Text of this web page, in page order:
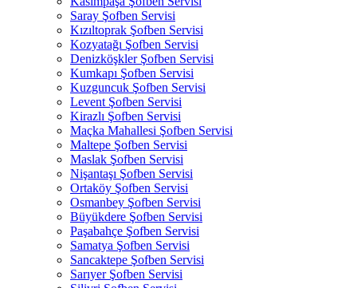
Saray Şofben Servisi
Kızıltoprak Şofben Servisi
Kozyatağı Şofben Servisi
Denizköşkler Şofben Servisi
Kumkapı Şofben Servisi
Kuzguncuk Şofben Servisi
Levent Şofben Servisi
Kirazlı Şofben Servisi
Maçka Mahallesi Şofben Servisi
Maltepe Şofben Servisi
Maslak Şofben Servisi
Nişantaşı Şofben Servisi
Ortaköy Şofben Servisi
Osmanbey Şofben Servisi
Büyükdere Şofben Servisi
Paşabahçe Şofben Servisi
Samatya Şofben Servisi
Sancaktepe Şofben Servisi
Sarıyer Şofben Servisi